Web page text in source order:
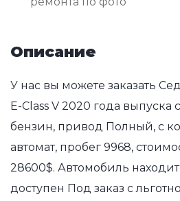
Описание
У нас вы можете заказать
E-Class V 2020 года выпуска
бензин, привод Полный, с
автомат, пробег 9968,
28600$. Автомобиль
доступен Под заказ с